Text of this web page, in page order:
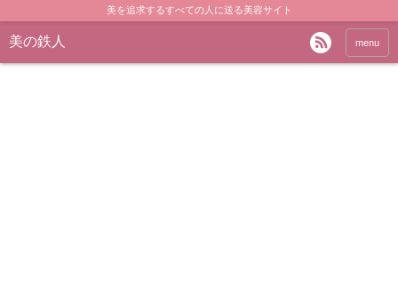
美を追求するすべての人に送る美容サイト
美の鉄人 menu